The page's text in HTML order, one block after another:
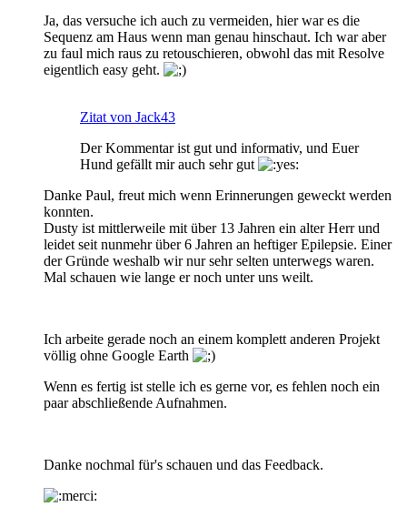
Ja, das versuche ich auch zu vermeiden, hier war es die
Sequenz am Haus wenn man genau hinschaut. Ich war aber
zu faul mich raus zu retouschieren, obwohl das mit Resolve
eigentlich easy geht.
Zitat von Jack43
Der Kommentar ist gut und informativ, und Euer
Hund gefällt mir auch sehr gut
Danke Paul, freut mich wenn Erinnerungen geweckt werden
konnten.
Dusty ist mittlerweile mit über 13 Jahren ein alter Herr und
leidet seit nunmehr über 6 Jahren an heftiger Epilepsie. Einer
der Gründe weshalb wir nur sehr selten unterwegs waren.
Mal schauen wie lange er noch unter uns weilt.
Ich arbeite gerade noch an einem komplett anderen Projekt
völlig ohne Google Earth
Wenn es fertig ist stelle ich es gerne vor, es fehlen noch ein
paar abschließende Aufnahmen.
Danke nochmal für's schauen und das Feedback.